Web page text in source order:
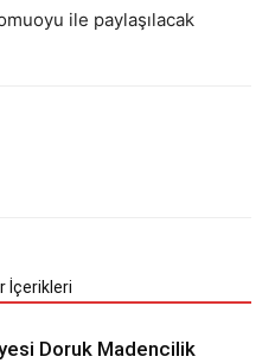
ile paylaşılacak
İçerikleri
Doruk Madencilik